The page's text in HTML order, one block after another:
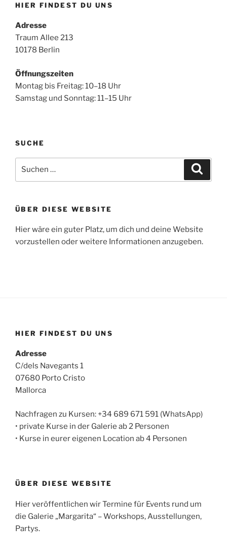
HIER FINDEST DU UNS
Adresse
Traum Allee 213
10178 Berlin
Öffnungszeiten
Montag bis Freitag: 10–18 Uhr
Samstag und Sonntag: 11–15 Uhr
SUCHE
nach:
ÜBER DIESE WEBSITE
Hier wäre ein guter Platz, um dich und deine Website
vorzustellen oder weitere Informationen anzugeben.
HIER FINDEST DU UNS
Adresse
C/dels Navegants 1
07680 Porto Cristo
Mallorca
Nachfragen zu Kursen: +34 689 671 591 (WhatsApp)
• private Kurse in der Galerie ab 2 Personen
• Kurse in eurer eigenen Location ab 4 Personen
ÜBER DIESE WEBSITE
Hier veröffentlichen wir Termine für Events rund um
die Galerie „Margarita“ – Workshops, Ausstellungen,
Partys.